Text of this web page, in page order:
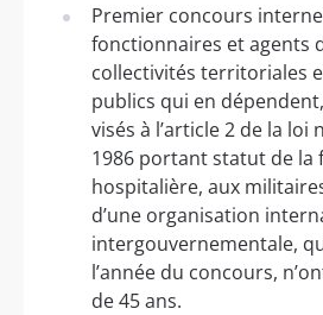
Premier concours
fonctionnaires et agents
collectivités territoriales
publics qui en
visés à l’article 2 de la loi
1986 portant statut de
hospitalière, aux
d’une organisation
intergouvernementale,
l’année du concours,
de 45 ans.